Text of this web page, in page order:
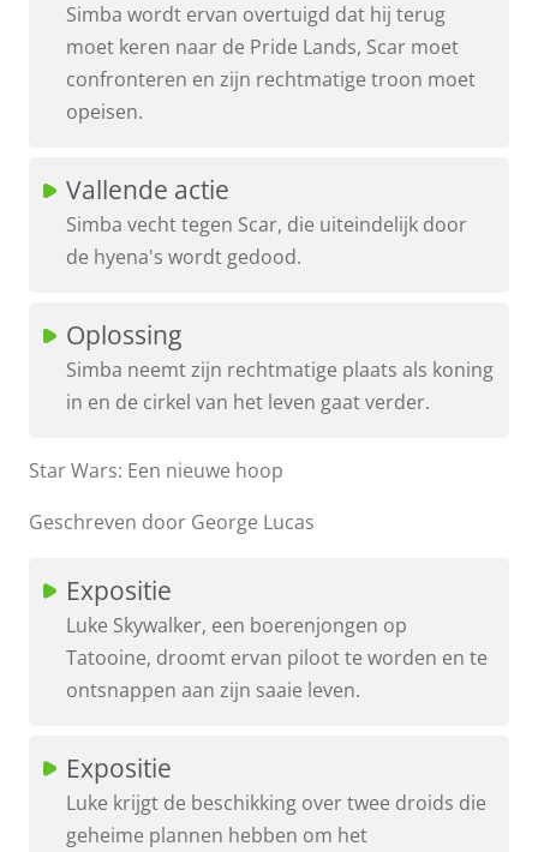
Simba wordt ervan overtuigd dat hij terug
moet keren naar de Pride Lands, Scar moet
confronteren en zijn rechtmatige troon moet
opeisen.
Vallende actie
Simba vecht tegen Scar, die uiteindelijk door
de hyena's wordt gedood.
Oplossing
Simba neemt zijn rechtmatige plaats als koning
in en de cirkel van het leven gaat verder.
Star Wars: Een nieuwe hoop
Geschreven door George Lucas
Expositie
Luke Skywalker, een boerenjongen op
Tatooine, droomt ervan piloot te worden en te
ontsnappen aan zijn saaie leven.
Expositie
Luke krijgt de beschikking over twee droids die
geheime plannen hebben om het